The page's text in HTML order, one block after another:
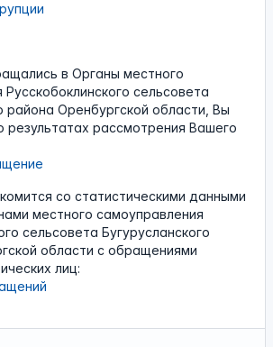
в Органы местного
сельсовета
района Оренбургской области, Вы
результатах рассмотрения Вашего
со статистическими данными
местного самоуправления
сельсовета Бугурусланского
области с обращениями
лиц: